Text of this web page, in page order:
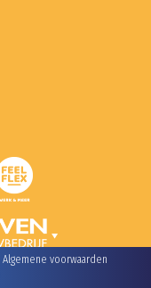
Algemene voorwaarden